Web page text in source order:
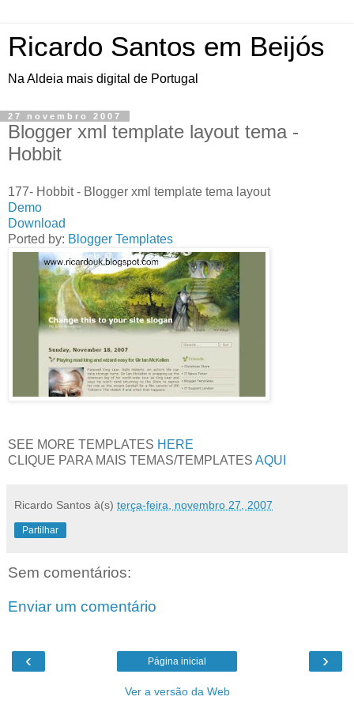
Ricardo Santos em Beijós
Na Aldeia mais digital de Portugal
27 novembro 2007
Blogger xml template layout tema -
Hobbit
177- Hobbit - Blogger xml template tema layout
Demo
Download
Ported by: Blogger Templates
SEE MORE TEMPLATES HERE
CLIQUE PARA MAIS TEMAS/TEMPLATES AQUI
Ricardo Santos à(s) terça-feira, novembro 27, 2007
Partilhar
Sem comentários:
Enviar um comentário
‹ ›
Página inicial
Ver a versão da Web